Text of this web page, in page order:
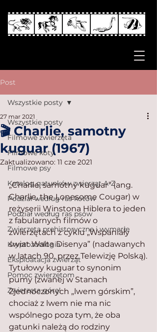
Post
Wszystkie posty
Filmowe zwierzęta
Filmowe koty
Filmowe psy
Katalog gatunków zwierząt A-Z
Podział według ras kotów
Podział według ras psów
Zwierzęta prehistoryczne i wymarłe
Kryptozoologia
Eksploatacja zwierząt
Pomoc zwierzętom
Zwierzęta górą!
Wszystkie posty
🎬 Charlie, samotny
kuguar (1967)
27 mar 2021
Zaktualizowano: 11 cze 2021
„Charlie, samotny kuguar” (ang.
Charlie, the Lonesome Cougar) w
reżyserii Winstona Hiblera to jeden
z fabularnych filmów o
zwierzętach z cyklu „Wspaniały
świat Walta Disenya” (nadawanych
w latach 90. przez Telewizję Polską).
Tytułowy kuguar to synonim
pumy (zwanej w Stanach
Zjednoczonych „lwem górskim”,
chociaż z lwem nie ma nic
wspólnego poza tym, że oba
gatunki należą do rodziny